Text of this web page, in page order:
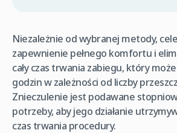
Niezależnie od wybranej metody,
zapewnienie pełnego komfortu i
cały czas trwania zabiegu, który
godzin w zależności od liczby
Znieczulenie jest podawane
potrzeby, aby jego działanie
czas trwania procedury.